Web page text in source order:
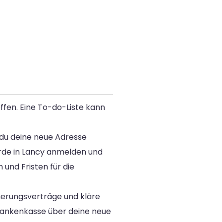
Eine To-do-Liste kann
deine neue Adresse
in Lancy anmelden und
und Fristen für die
und kläre
über deine neue